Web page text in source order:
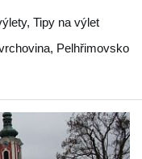
Tipy na výlet
, Pelhřimovsko